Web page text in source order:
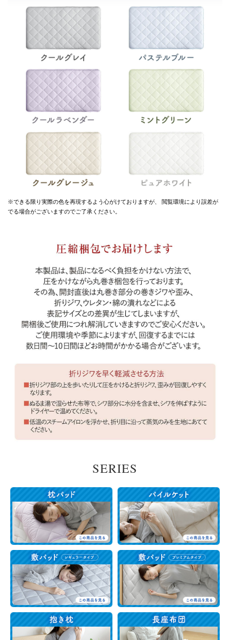
※できる限り実際の色を再現するよう心がけておりますが、
閲覧環境により誤差が
でる場合がございますのでご了承ください。
SERIES